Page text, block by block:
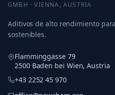
GMBH · VIENNA, AUSTRIA
Aditivos de alto rendimiento
sostenibles.
Flamminggasse 79
2500 Baden bei Wien, Austria
+43 2252 45 970